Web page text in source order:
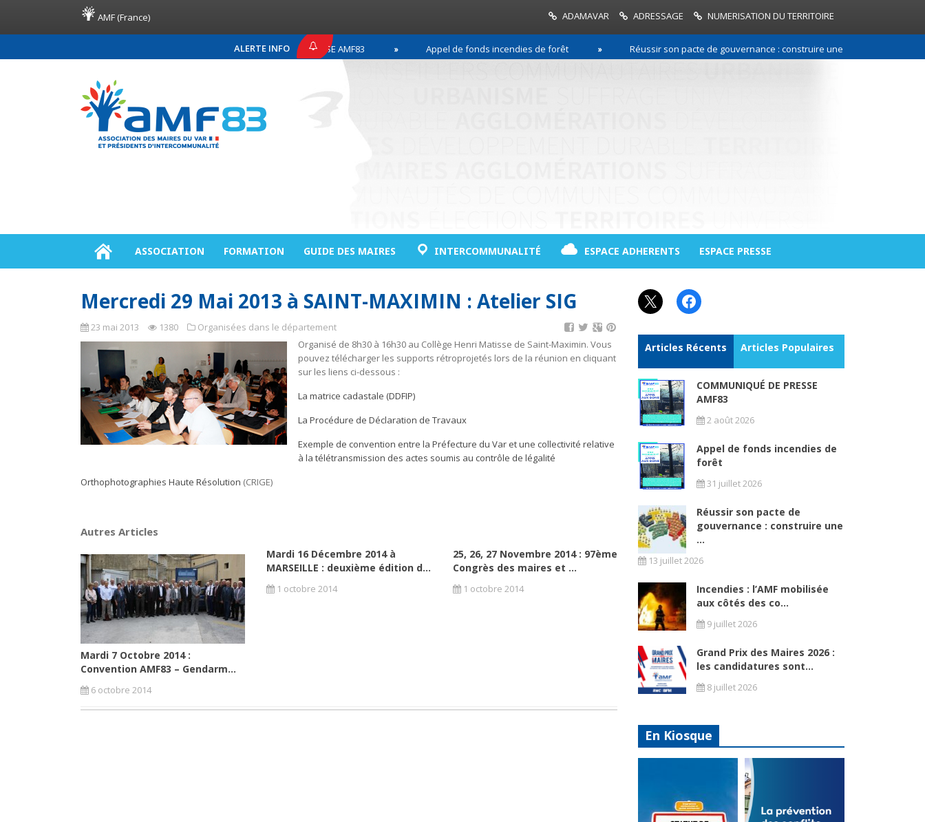
AMF (France) ADAMAVAR ADRESSAGE NUMERISATION DU TERRITOIRE
ALERTE INFO
COMMUNIQUÉ DE PRESSE AMF83 Appel de fonds incendies de forêt Réussir son pacte de gouvernance : construire une relation de
ASSOCIATION FORMATION GUIDE DES MAIRES INTERCOMMUNALITÉ ESPACE ADHERENTS ESPACE PRESSE
Mercredi 29 Mai 2013 à SAINT-MAXIMIN : Atelier SIG
23 mai 2013 1380
Organisées dans le département
Organisé de 8h30 à 16h30 au Collège Henri Matisse de Saint-Maximin. Vous
pouvez télécharger les supports rétroprojetés lors de la réunion en cliquant
sur les liens ci-dessous :
La matrice cadastale (DDFIP)
La Procédure de Déclaration de Travaux
Exemple de convention entre la Préfecture du Var et une collectivité relative
à la télétransmission des actes soumis au contrôle de légalité
Orthophotographies Haute Résolution (CRIGE)
Autres Articles
Mardi 7 Octobre 2014 :
Convention AMF83 – Gendarm...
6 octobre 2014
Mardi 16 Décembre 2014 à
MARSEILLE : deuxième édition d...
1 octobre 2014
25, 26, 27 Novembre 2014 : 97ème
Congrès des maires et ...
1 octobre 2014
X Facebook
Articles Récents Articles Populaires
COMMUNIQUÉ DE PRESSE
AMF83
2 août 2026
Appel de fonds incendies de
forêt
31 juillet 2026
Réussir son pacte de
gouvernance : construire une
...
13 juillet 2026
Incendies : l’AMF mobilisée
aux côtés des co...
9 juillet 2026
Grand Prix des Maires 2026 :
les candidatures sont...
8 juillet 2026
En Kiosque